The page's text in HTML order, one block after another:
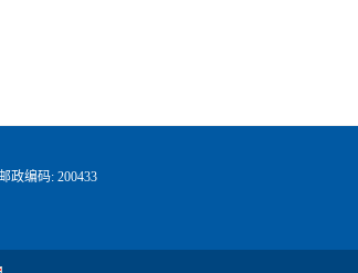
邮政编码: 200433